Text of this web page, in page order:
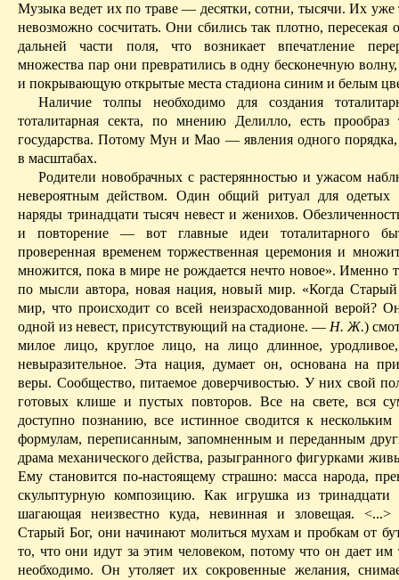
Музыка ведет их по траве — десятки, сотни, тысячи. Их уже
невозможно сосчитать. Они сбились так плотно, пересекая
дальней части поля, что возникает впечатление
множества пар они превратились в однубесконечную
и покрывающую открытые места стадиона синим и белым
Наличие толпы необходимо для создания
тоталитарная секта, по мнению Делилло, есть прообраз
государства. ПотомуМун и Мао — явления одного
в масштабах.
Родители новобрачных с растерянностью и ужасом
невероятным действом. Один общий ритуал для одетых
наряды тринадцати тысяч невест и женихов.
и повторение — вот главные идеи тоталитарного
проверенная временем торжественная церемония и
множится, пока в мире не рождается нечто новое». Именно
по мысли автора, новая нация, новый мир. «Когда Старый
мир, что происходит со всей неизрасходованной верой?
одной из невест, присутствующий на стадионе. — Н. Ж.)
милое лицо, круглое лицо, на лицо длинное,
невыразительное. Эта нация, думает он, основана на
веры. Сообщество, питаемое доверчивостью. У них свой
готовых клише и пустых повторов. Все на свете, вся
доступно познанию, все истинное сводится к
формулам, переписанным, запомненным и переданным
драма механического действа, разыгранного фигурками
Ему становится по-настоящему страшно: масса народа,
скульптурную композицию. Как игрушка из тринадцати
шагающая неизвестно куда, невинная и зловещая. <...>
Старый Бог, они начинают молиться мухам и пробкам от
то, что они идут за этим человеком, потому что он дает им
необходимо. Он утоляет их сокровенные желания,